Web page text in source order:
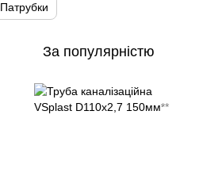
Патрубки
За популярністю